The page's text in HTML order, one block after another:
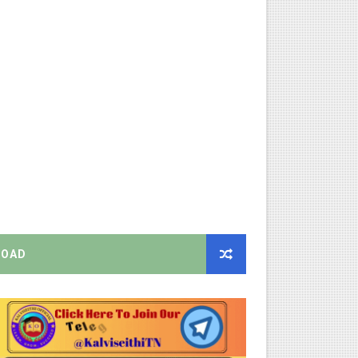
அதிரடி தெளிவுரை உத்தரவு!
புதிய தெளிவுரை: முக்கிய செயல்முறைகள் வெளியீடு!
அன்று நடைபெறுகிறது - நிகழ்ச்சி நிரல் மற்றும் முக்கிய